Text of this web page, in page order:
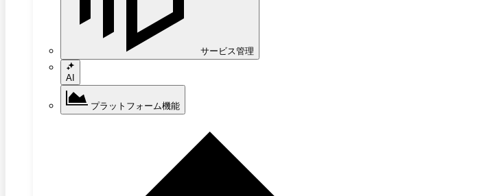
サービス管理
AI
プラットフォーム機能